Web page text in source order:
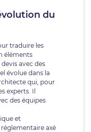
du
traduire les
éléments
avec des
évolue dans la
qui, pour
experts. Il
des équipes
et
axé